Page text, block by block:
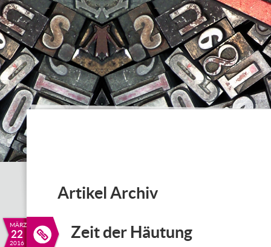
Artikel Archiv
MÄRZ
22
2016
Zeit der Häutung